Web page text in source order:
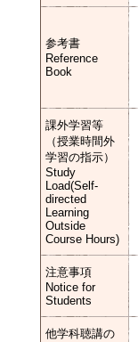
参考書
Reference
Book
課外学習等
（授業時間外
学習の指示）
Study
Load(Self-
directed
Learning
Outside
Course Hours)
注意事項
Notice for
Students
他学科聴講の